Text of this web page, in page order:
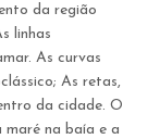
da região
linhas
As curvas
As retas,
da cidade. O
na baía e a